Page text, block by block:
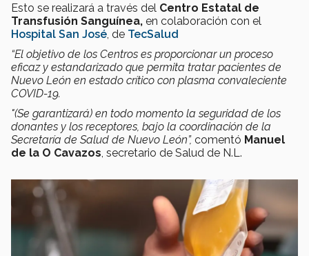
Esto se realizará a través del Centro Estatal de
Transfusión Sanguínea, en colaboración con el
Hospital San José , de TecSalud
“El objetivo de los Centros es proporcionar un proceso
eficaz y estandarizado que permita tratar pacientes de
Nuevo León en estado crítico con plasma convaleciente
COVID-19.
"(Se garantizará) en todo momento la seguridad de los
donantes y los receptores , bajo la coordinación de la
Secretaría de Salud de Nuevo León”, comentó Manuel
de la O Cavazos , secretario de Salud de N.L.